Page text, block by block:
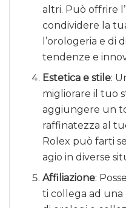
altri. Può offrire
condividere la
l’orologeria e di
tendenze e
Estetica e stile:
migliorare il tuo
aggiungere un
raffinatezza al
Rolex può farti
agio in diverse
Affiliazione:
ti collega ad una